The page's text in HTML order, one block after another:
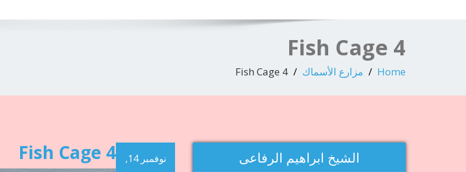
Fish Cage 4
Home مزارع الأسماك Fish Cage 4
نوفمبر 14,
Fish Cage 4 الشيخ ابراهيم الرفاعى